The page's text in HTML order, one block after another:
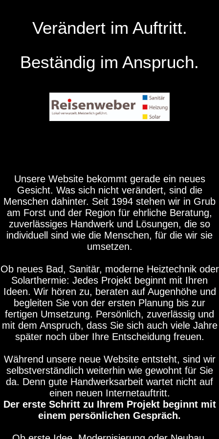
Verändert im Auftritt.
Beständig im Anspruch.
Unsere Website bekommt gerade ein neues
Gesicht. Was sich nicht verändert, sind die
Menschen dahinter. Seit 1994 stehen wir in Grub
am Forst und der Region für ehrliche Beratung,
zuverlässiges Handwerk und Lösungen, die so
individuell sind wie die Menschen, für die wir sie
umsetzen.
Ob neues Bad, Sanitär, moderne Heiztechnik oder
Solarthermie: Jedes Projekt beginnt mit Ihren
Ideen. Wir hören zu, beraten auf Augenhöhe und
begleiten Sie von der ersten Planung bis zur
fertigen Umsetzung. Persönlich, zuverlässig und
mit dem Anspruch, dass Sie sich auch viele Jahre
später noch über Ihre Entscheidung freuen.
Während unsere neue Website entsteht, sind wir
selbstverständlich weiterhin wie gewohnt für Sie
da. Denn gute Handwerksarbeit wartet nicht auf
einen neuen Internetauftritt.
Der erste Schritt zu Ihrem Projekt beginnt mit
einem persönlichen Gespräch.